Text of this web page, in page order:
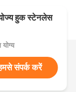
हुक स्टेनलेस
संपर्क करें